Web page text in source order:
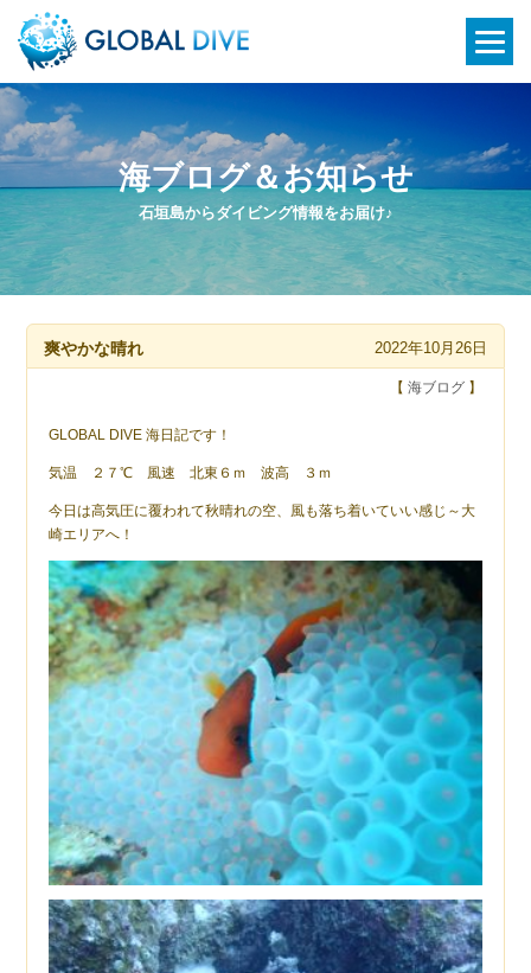
石垣島からダイビング情報をお届け♪
海ブログ＆お知らせ
爽やかな晴れ 2022年10月26日
【 海ブログ】
GLOBAL DIVE 海日記です！
気温 ２７℃ 風速 北東６ｍ 波高 ３ｍ
今日は高気圧に覆われて秋晴れの空、風も落ち着いていい感じ～大
崎エリアへ！